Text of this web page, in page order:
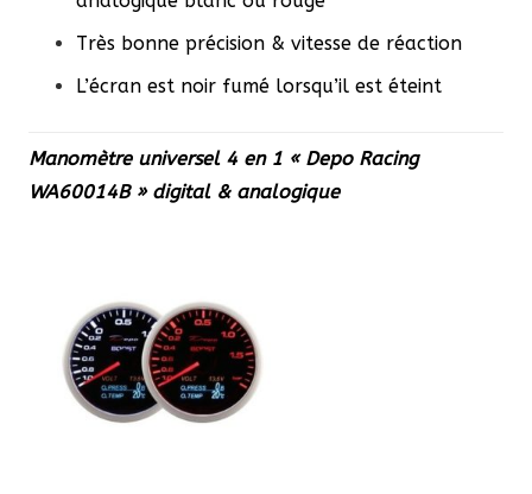
Très bonne précision & vitesse de réaction
L’écran est noir fumé lorsqu’il est éteint
Manomètre universel 4 en 1 « Depo Racing
WA60014B » digital & analogique